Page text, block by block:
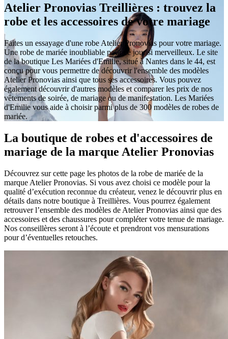
Atelier Pronovias Treillières : trouvez la
robe et les accessoires de votre mariage
Faites un essayage d'une robe Atelier Pronovias pour votre mariage.
Une robe de mariée inoubliable pour ce jour si merveilleux. Le site
de la boutique Les Mariées d'Emilie, situé à Nantes dans le 44, est
conçu pour vous permettre de découvrir l'ensemble des modèles
Atelier Pronovias ainsi que tous ses accessoires. Vous pouvez
également découvrir d'autres modèles et comparer les prix de nos
vêtements de soirée, de mariage ou de manifestation. Les Mariées
d'Emilie vous aide à choisir parmi plus de 300 modèles de robes de
mariée.
La boutique de robes et d'accessoires de
mariage de la marque Atelier Pronovias
Découvrez sur cette page les photos de la robe de mariée de la
marque Atelier Pronovias. Si vous avez choisi ce modèle pour la
qualité d’exécution reconnue du créateur, venez le découvrir plus en
détails dans notre boutique à Treillières. Vous pourrez également
retrouver l’ensemble des modèles de Atelier Pronovias ainsi que des
accessoires et des chaussures pour compléter votre tenue de mariage.
Nos conseillères seront à l’écoute et prendront vos mensurations
pour d’éventuelles retouches.